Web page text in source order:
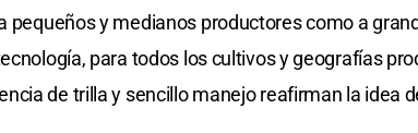
pequeños y medianos productores como a
para todos los cultivos y geografías
de trilla y sencillo manejo reafirman la idea